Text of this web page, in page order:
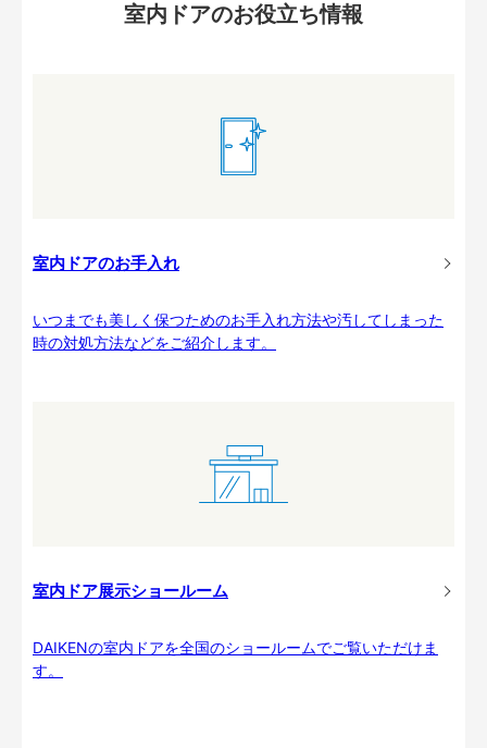
室内ドアのお役立ち情報
室内ドアのお手入れ
いつまでも美しく保つためのお手入れ方法や汚してしまった
時の対処方法などをご紹介します。
室内ドア展示ショールーム
DAIKENの室内ドアを全国のショールームでご覧いただけま
す。